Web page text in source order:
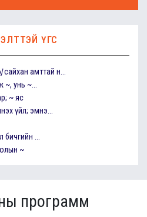
ҮГС
сайхан амттай н...
~, унь ~...
~ яс
үйл; эмнэ...
бичгийн ...
~
программ